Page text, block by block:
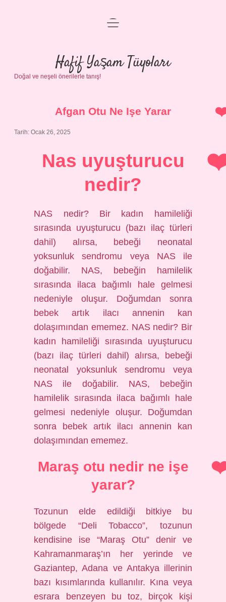
Anasayfa
Gizlilik Politikası
Yasal Uyarı
menüyü
Hafif Yaşam Tüyoları
Doğal ve neşeli önerilerle tanış!
Afgan Otu Ne Işe Yarar
Tarih: Ocak 26, 2025
Nas uyuşturucu
nedir?
NAS nedir? Bir kadın hamileliği
sırasında uyuşturucu (bazı ilaç türleri
dahil) alırsa, bebeği neonatal
yoksunluk sendromu veya NAS ile
doğabilir. NAS, bebeğin hamilelik
sırasında ilaca bağımlı hale gelmesi
nedeniyle oluşur. Doğumdan sonra
bebek artık ilacı annenin kan
dolaşımından ememez. NAS nedir? Bir
kadın hamileliği sırasında uyuşturucu
(bazı ilaç türleri dahil) alırsa, bebeği
neonatal yoksunluk sendromu veya
NAS ile doğabilir. NAS, bebeğin
hamilelik sırasında ilaca bağımlı hale
gelmesi nedeniyle oluşur. Doğumdan
sonra bebek artık ilacı annenin kan
dolaşımından ememez.
Maraş otu nedir ne işe
yarar?
Tozunun elde edildiği bitkiye bu
bölgede “Deli Tobacco”, tozunun
kendisine ise “Maraş Otu” denir ve
Kahramanmaraş’ın her yerinde ve
Gaziantep, Adana ve Antakya illerinin
bazı kısımlarında kullanılır. Kına veya
esrara benzeyen bu toz, birçok kişi